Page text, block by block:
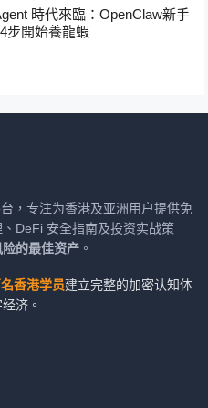
時代來臨：OpenClaw新手
步開始養龍蝦
，专注为香港及亚洲用户提供免
DeFi 安全指南及投资实战策
的最佳资产 。
香港学员建立完整的加密认知体
济。